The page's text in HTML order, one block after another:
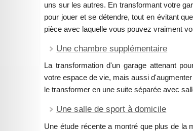
uns sur les autres. En transformant votre
pour jouer et se détendre, tout en évitant
pièce avec laquelle vous pouvez vraiment
Une chambre supplémentaire
La transformation d'un garage attenant
votre espace de vie, mais aussi
le transformer en une suite séparée avec
Une salle de sport à domicile
Une étude récente a montré que plus de la